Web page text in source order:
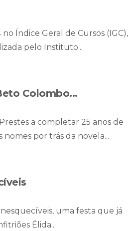
Índice Geral de Cursos (IGC),
pelo Instituto...
Colombo...
a completar 25 anos de
por trás da novela...
uma festa que já
Élida...